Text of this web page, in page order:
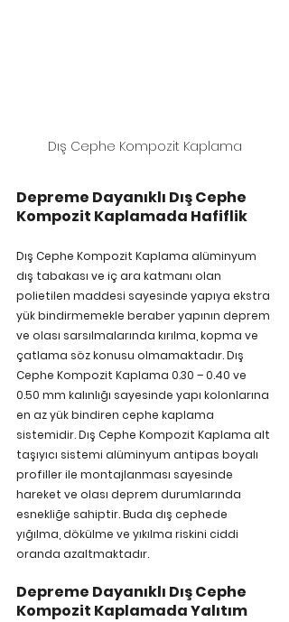
Dış Cephe Kompozit Kaplama
Depreme Dayanıklı Dış Cephe
Kompozit Kaplamada Hafiflik
Dış Cephe Kompozit Kaplama alüminyum
dış tabakası ve iç ara katmanı olan
polietilen maddesi sayesinde yapıya ekstra
yük bindirmemekle beraber yapının deprem
ve olası sarsılmalarında kırılma, kopma ve
çatlama söz konusu olmamaktadır. Dış
Cephe Kompozit Kaplama 0.30 – 0.40 ve
0.50 mm kalınlığı sayesinde yapı kolonlarına
en az yük bindiren cephe kaplama
sistemidir. Dış Cephe Kompozit Kaplama alt
taşıyıcı sistemi alüminyum antipas boyalı
profiller ile montajlanması sayesinde
hareket ve olası deprem durumlarında
esnekliğe sahiptir. Buda dış cephede
yığılma, dökülme ve yıkılma riskini ciddi
oranda azaltmaktadır.
Depreme Dayanıklı Dış Cephe
Kompozit Kaplamada Yalıtım